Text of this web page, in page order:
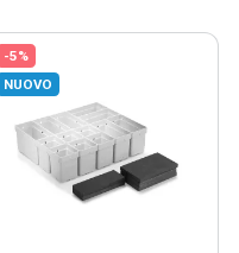
-5%
NUOVO